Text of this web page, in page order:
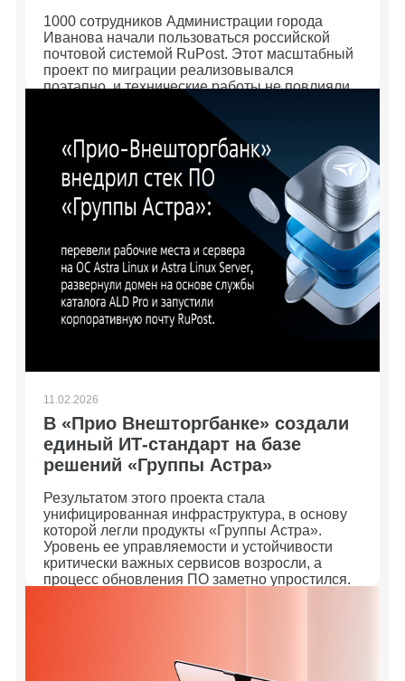
1000 сотрудников Администрации города
Иванова начали пользоваться российской
почтовой системой RuPost. Этот масштабный
проект по миграции реализовывался
поэтапно, и технические работы не повлияли
на доступность ИТ-сервисов заказчика.
Специалисты создали надежную и
защищенную среду с возможностью
дальнейшей интеграции других решений
экосистемы «Группы Астра», включая
почтовый клиент Desktop X и мобильное
рабочее место WorksPad.
11.02.2026
В «Прио Внешторгбанке» создали
единый ИТ-стандарт на базе
решений «Группы Астра»
Результатом этого проекта стала
унифицированная инфраструктура, в основу
которой легли продукты «Группы Астра».
Уровень ее управляемости и устойчивости
критически важных сервисов возросли, а
процесс обновления ПО заметно упростился.